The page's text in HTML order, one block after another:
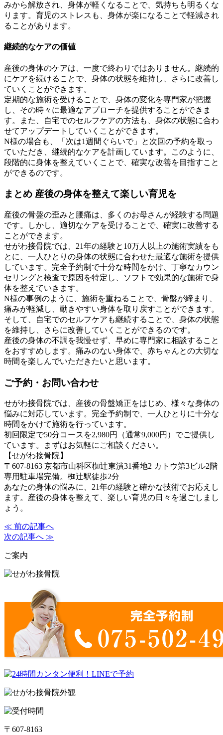
みから解放され、身体が軽くなることで、気持ちも明るくな
ります。育児のストレスも、身体が楽になることで軽減され
ることがあります。
継続的なケアの価値
産後の身体のケアは、一度で終わりではありません。継続的
にケアを続けることで、身体の状態を維持し、さらに改善し
ていくことができます。
定期的な施術を受けることで、身体の変化を専門家が把握
し、その時々に最適なアプローチを提供することができま
す。また、自宅でのセルフケアの方法も、身体の状態に合わ
せてアップデートしていくことができます。
N様の場合も、「次は1週間ぐらいで」と次回の予約を取っ
ていただき、継続的なケアを計画しています。このように、
段階的に身体を整えていくことで、確実な改善を目指すこと
ができるのです。
まとめ 産後の身体を整えて楽しい育児を
産後の骨盤の歪みと腰痛は、多くのお母さんが経験する問題
です。しかし、適切なケアを受けることで、確実に改善する
ことができます。
せがわ接骨院では、21年の経験と10万人以上の施術実績をも
とに、一人ひとりの身体の状態に合わせた最適な施術を提供
しています。完全予約制で十分な時間をかけ、丁寧なカウン
セリングと検査で原因を特定し、ソフトで効果的な施術で身
体を整えていきます。
N様の事例のように、施術を重ねることで、骨盤が締まり、
痛みが軽減し、動きやすい身体を取り戻すことができます。
そして、自宅でのセルフケアも継続することで、身体の状態
を維持し、さらに改善していくことができるのです。
産後の身体の不調を我慢せず、早めに専門家に相談すること
をおすすめします。痛みのない身体で、赤ちゃんとの大切な
時間を楽しんでいただきたいと思います。
ご予約・お問い合わせ
せがわ接骨院では、産後の骨盤矯正をはじめ、様々な身体の
悩みに対応しています。完全予約制で、一人ひとりに十分な
時間をかけて施術を行っています。
初回限定で50分コースを2,980円（通常9,000円）でご提供し
ています。まずはお気軽にご相談ください。
【せがわ接骨院】
〒607-8163 京都市山科区椥辻東潰31番地2 カトウ第3ビル2階
専用駐車場完備。椥辻駅徒歩2分
あなたの身体の悩みに、21年の経験と確かな技術でお応えし
ます。産後の身体を整えて、楽しい育児の日々を過ごしまし
ょう。
≪ 前の記事へ
次の記事へ ≫
ご案内
〒607-8163